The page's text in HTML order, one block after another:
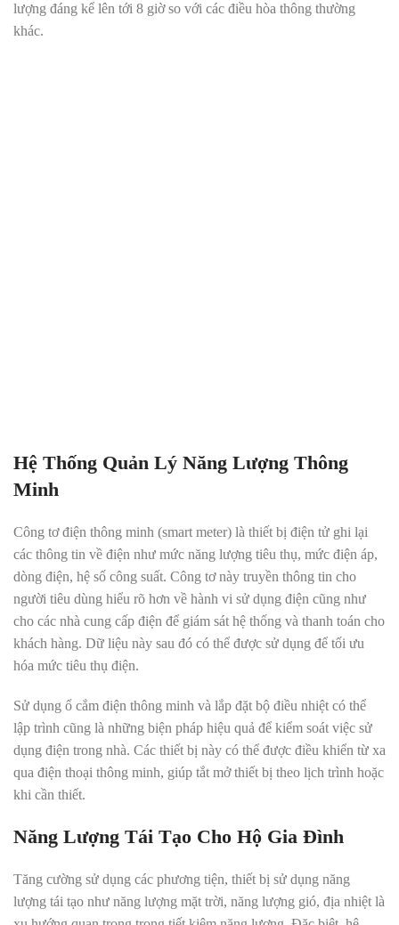
lượng đáng kể lên tới 8 giờ so với các điều hòa thông thường
khác.
Hệ Thống Quản Lý Năng Lượng Thông
Minh
Công tơ điện thông minh (smart meter) là thiết bị điện tử ghi lại
các thông tin về điện như mức năng lượng tiêu thụ, mức điện áp,
dòng điện, hệ số công suất. Công tơ này truyền thông tin cho
người tiêu dùng hiểu rõ hơn về hành vi sử dụng điện cũng như
cho các nhà cung cấp điện để giám sát hệ thống và thanh toán cho
khách hàng. Dữ liệu này sau đó có thể được sử dụng để tối ưu
hóa mức tiêu thụ điện.
Sử dụng ổ cắm điện thông minh và lắp đặt bộ điều nhiệt có thể
lập trình cũng là những biện pháp hiệu quả để kiểm soát việc sử
dụng điện trong nhà. Các thiết bị này có thể được điều khiển từ xa
qua điện thoại thông minh, giúp tắt mở thiết bị theo lịch trình hoặc
khi cần thiết.
Năng Lượng Tái Tạo Cho Hộ Gia Đình
Tăng cường sử dụng các phương tiện, thiết bị sử dụng năng
lượng tái tạo như năng lượng mặt trời, năng lượng gió, địa nhiệt là